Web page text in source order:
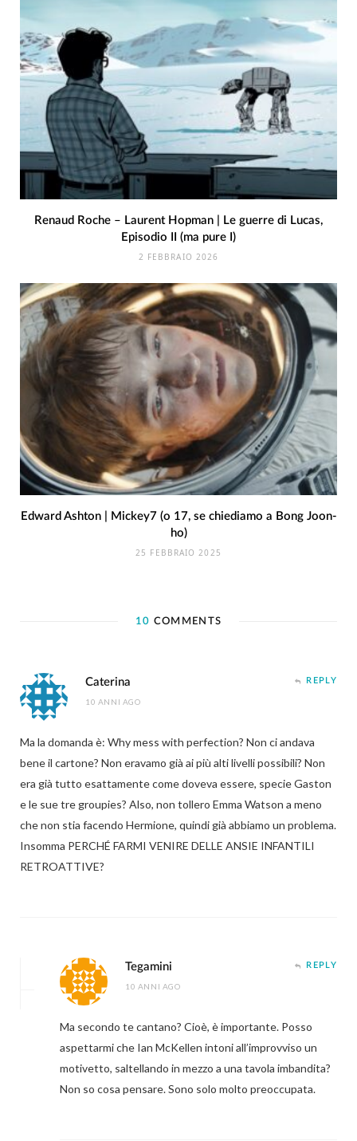
Renaud Roche – Laurent Hopman | Le guerre di Lucas,
Episodio II (ma pure I)
2 FEBBRAIO 2026
Edward Ashton | Mickey7 (o 17, se chiediamo a Bong Joon-
ho)
25 FEBBRAIO 2025
10 COMMENTS
Caterina
10 ANNI AGO
REPLY
Ma la domanda è: Why mess with perfection? Non ci andava
bene il cartone? Non eravamo già ai più alti livelli possibili? Non
era già tutto esattamente come doveva essere, specie Gaston
e le sue tre groupies? Also, non tollero Emma Watson a meno
che non stia facendo Hermione, quindi già abbiamo un problema.
Insomma PERCHÉ FARMI VENIRE DELLE ANSIE INFANTILI
RETROATTIVE?
Tegamini
10 ANNI AGO
REPLY
Ma secondo te cantano? Cioè, è importante. Posso
aspettarmi che Ian McKellen intoni all’improvviso un
motivetto, saltellando in mezzo a una tavola imbandita?
Non so cosa pensare. Sono solo molto preoccupata.